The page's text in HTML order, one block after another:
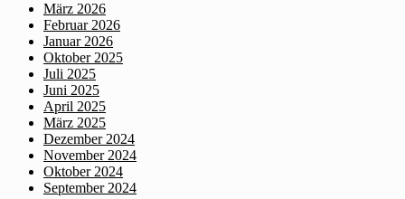
März 2026
Februar 2026
Januar 2026
Oktober 2025
Juli 2025
Juni 2025
April 2025
März 2025
Dezember 2024
November 2024
Oktober 2024
September 2024